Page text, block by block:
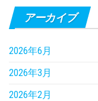
アーカイブ
2026年6月
2026年3月
2026年2月